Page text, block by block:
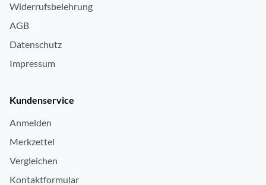
Widerrufsbelehrung
AGB
Datenschutz
Impressum
Kundenservice
Anmelden
Merkzettel
Vergleichen
Kontaktformular